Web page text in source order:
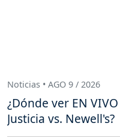
Noticias • AGO 9 / 2026
¿Dónde ver EN
Justicia vs. Newell's?